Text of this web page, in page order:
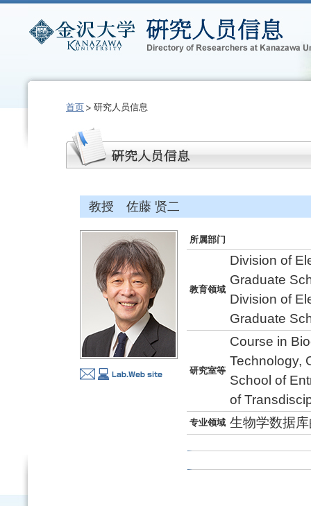
首页 研究人员信息
教授 佐藤 贤二
所属部门
教育领域
Division of
Graduate
Division of
Graduate
研究室等
Course in
Technology,
School of
of
专业领域 生物学数据